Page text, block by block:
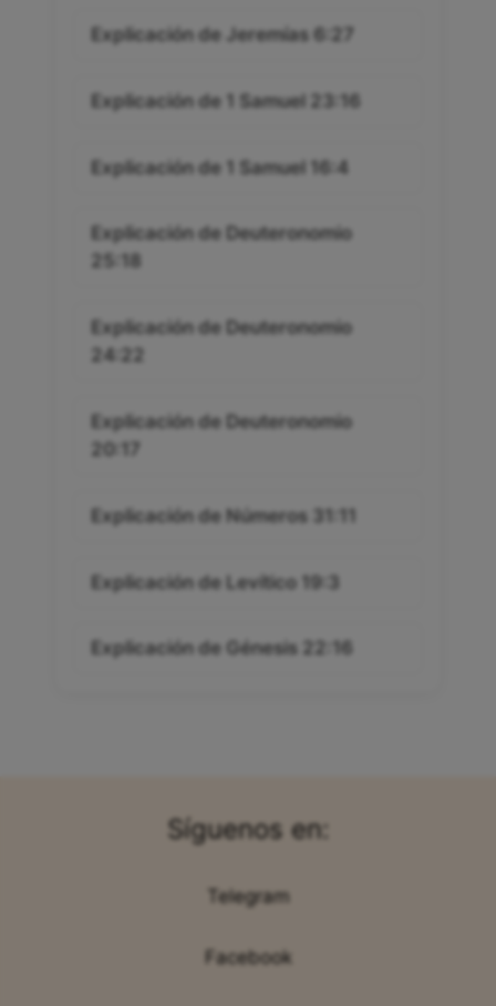
Explicación de Jeremías 6:27
Explicación de 1 Samuel 23:16
Explicación de 1 Samuel 16:4
Explicación de Deuteronomio
Explicación de Deuteronomio
24:22
Explicación de Deuteronomio
20:17
Explicación de Números 31:11
Explicación de Levítico 19:3
Explicación de Génesis 22:16
Síguenos en:
Telegram
Facebook